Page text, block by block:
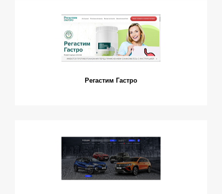
Регастим Гастро